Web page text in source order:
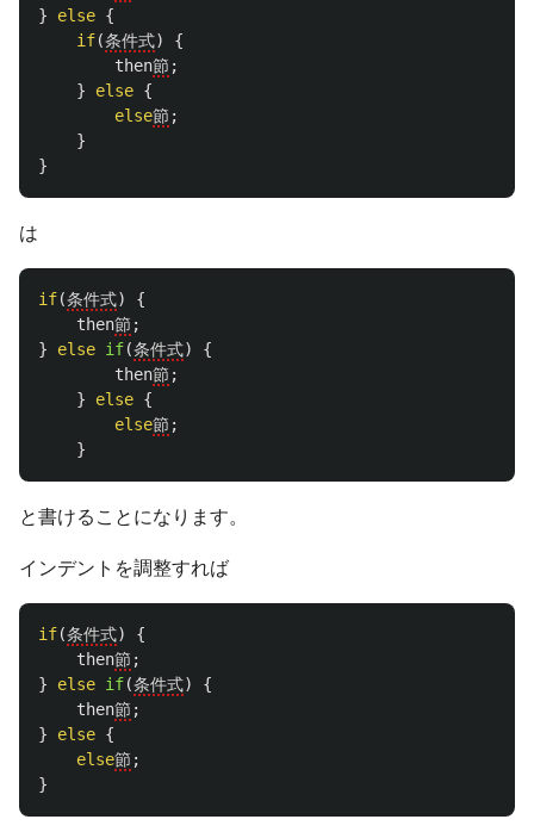
} else {
if(条件式)
{
then節 ;
}
else {
else節 ;
}
}
は
if(条件式)
{
then節 ;
}
else if(条件式)
{
then節 ;
}
else {
else節 ;
}
と書けることになります。
インデントを調整すれば
if(条件式)
{
then節 ;
}
else if(条件式)
{
then節 ;
}
else {
else節 ;
}